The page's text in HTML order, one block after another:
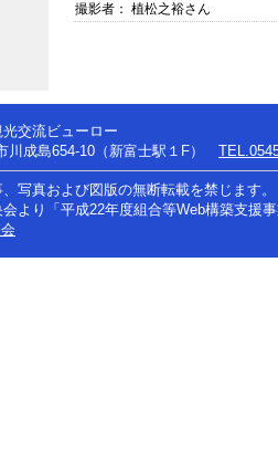
撮影者： 植松之裕さん
交流ビューロー
川成島654-10（新富士駅１F）
写真および図版の無断転載を禁じます。
より「平成22年度組合等Web構築支援